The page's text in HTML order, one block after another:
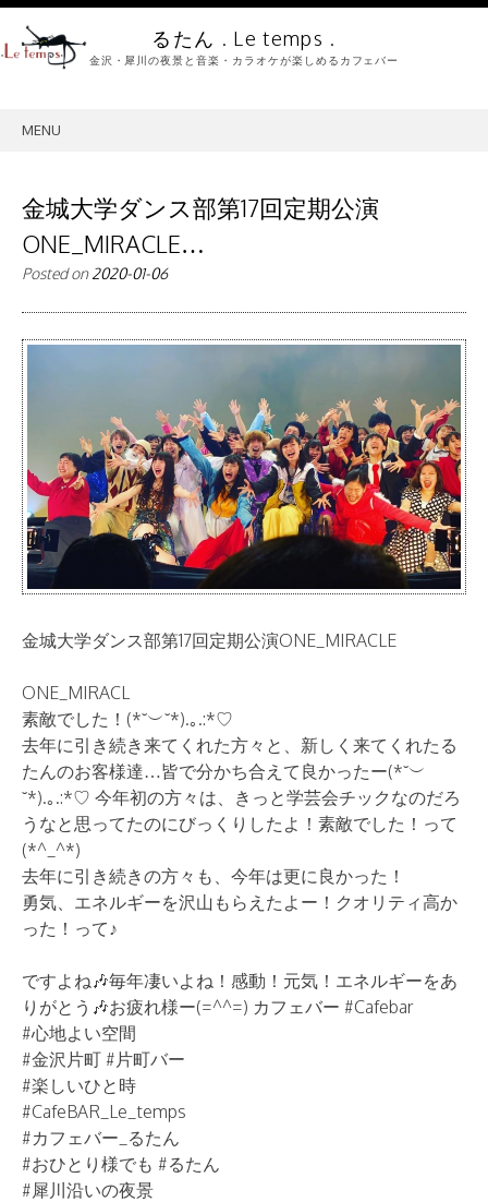
るたん . Le temps .
金沢・犀川の夜景と音楽・カラオケが楽しめるカフェバー
MENU
金城大学ダンス部第17回定期公演
ONE_MIRACLE…
Posted on2020-01-06
金城大学ダンス部第17回定期公演ONE_MIRACLE
ONE_MIRACL
素敵でした！(*˘︶˘*).｡.:*♡
去年に引き続き来てくれた方々と、新しく来てくれたる
たんのお客様達…皆で分かち合えて良かったー(*˘︶
˘*).｡.:*♡ 今年初の方々は、きっと学芸会チックなのだろ
うなと思ってたのにびっくりしたよ！素敵でした！って
(*^_^*)
去年に引き続きの方々も、今年は更に良かった！
勇気、エネルギーを沢山もらえたよー！クオリティ高か
った！って♪
ですよね🎶毎年凄いよね！感動！元気！エネルギーをあ
りがとう🎶お疲れ様ー(=^^=) カフェバー #Cafebar
#心地よい空間
#金沢片町 #片町バー
#楽しいひと時
#CafeBAR_Le_temps
#カフェバー_るたん
#おひとり様でも #るたん
#犀川沿いの夜景